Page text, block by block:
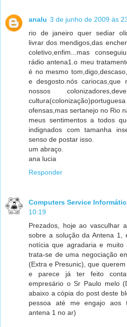
analu 3 de junho de 2009 às
rio de janeiro quer sediar
livrar dos mendigos,das
coletivo,enfim...mas
rádio antena1.o meu
é no mesmo
e desgosto.nós cariocas,que
nossos
ofensas,mas sertanejo no Rio
meus sentimentos a todos
indignados com tamanha
senso de postar isso.
um abraço.
ana lucia
Responder
Computers Service
10:19
Prezados, hoje ao vasculhar
sobre a solução da Antena 1,
notícia que agradaria e muito
trata-se de uma negociação
(Extra e Presunic), que
e parece já ter feito
empresário o Sr Paulo melo
abaixo a cópia do post deste
pessoa até me engajo aos
antena 1 no ar)